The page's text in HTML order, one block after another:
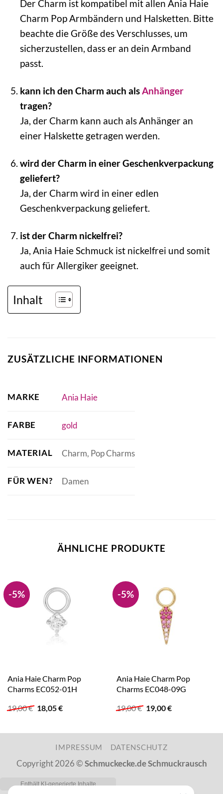
Der Charm ist kompatibel mit allen Ania Haie
Charm Pop Armbändern und Halsketten. Bitte
beachte die Größe des Verschlusses, um
sicherzustellen, dass er an dein Armband
passt.
kann ich den Charm auch alsAnhänger
tragen?
Ja, der Charm kann auch als Anhänger an
einer Halskette getragen werden.
wird der Charm in einer Geschenkverpackung
geliefert?
Ja, der Charm wird in einer edlen
Geschenkverpackung geliefert.
ist der Charm nickelfrei?
Ja, Ania Haie Schmuck ist nickelfrei und somit
auch für Allergiker geeignet.
Inhalt
ZUSÄTZLICHE INFORMATIONEN
MARKE Ania Haie
FARBE gold
MATERIAL Charm, Pop Charms
FÜR WEN? Damen
ÄHNLICHE PRODUKTE
-5%
Ania Haie Charm Pop
Charms EC052-01H
19,00€ Ursprünglicher
Preis
19,00 €
18,05€Aktueller
18,05 €.
-5%
Ania Haie Charm Pop
Charms EC048-09G
19,00€ Ursprünglicher
Preis
19,00 €
19,00€Aktueller
19,00 €.
IMPRESSUM DATENSCHUTZ
Copyright 2026 ©Schmuckecke.de Schmuckrausch